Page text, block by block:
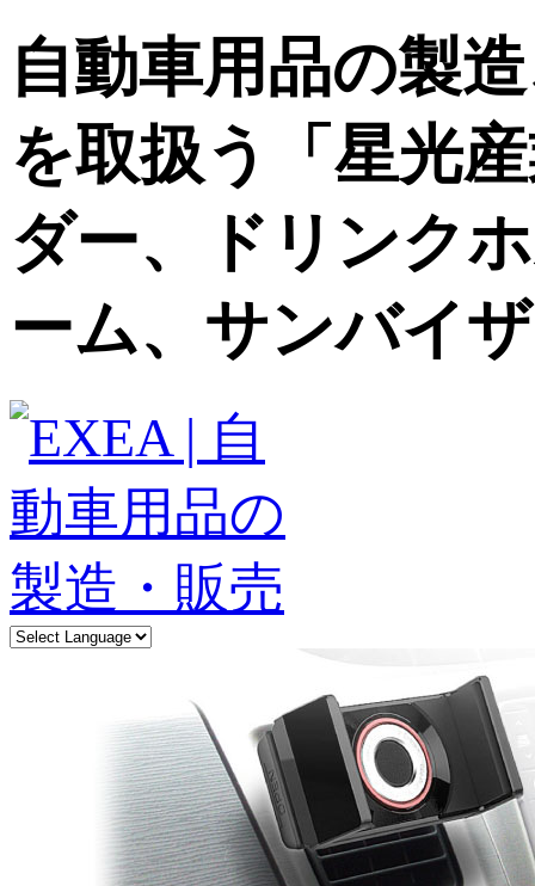
自動車用品の製
を取扱う「星光
ダー、ドリンク
ーム、サンバイ